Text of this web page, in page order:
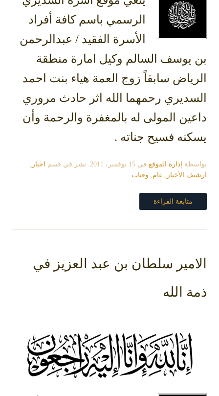
الرسمي باسم كافة أفراد
الأسرة الفقيد / عبدالرحمن
بن يوسف السالم وكيل امارة منطقة
الرياض سابقاً زوج العمة هياء بنت احمد
السديري رحمهما الله اثر حادث مروري
داعين المولى له بالمغفرة والرحمة وأن
يسكنه فسيح جناته .
بواسطة إدارة الموقع في 15 نوفمبر، 2011 . نشر في قسم اخبار
ارشيف الأخبار
عام وفيات
متابعة القراءة
الامير سلطان بن عبد العزيز في
ذمة الله